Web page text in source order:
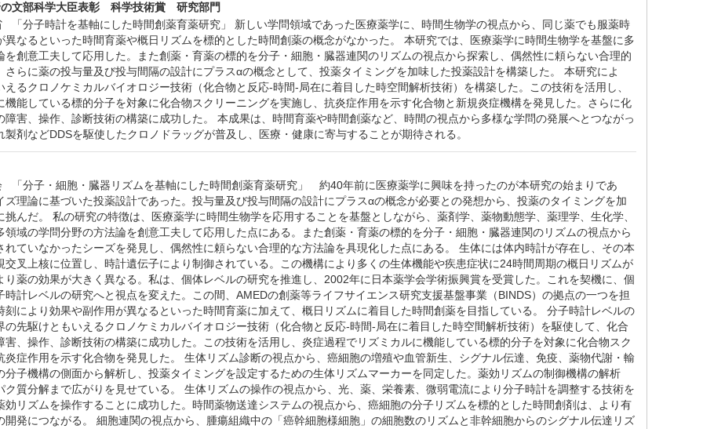
の文部科学大臣表彰 科学技術賞 研究部門
分子時計を基軸にした時間創薬育薬研究」 新しい学問領域であった医療薬学に、時間生物学の視点から、同じ薬でも服薬時
異なるといった時間育薬や概日リズムを標的とした時間創薬の概念がなかった。 本研究では、医療薬学に時間生物学を基盤に多
を創意工夫して応用した。また創薬・育薬の標的を分子・細胞・臓器連関のリズムの視点から探索し、偶然性に頼らない合理的
さらに薬の投与量及び投与間隔の設計にプラスαの概念として、投薬タイミングを加味した投薬設計を構築した。 本研究によ
えるクロノケミカルバイオロジー技術（化合物と反応-時間-局在に着目した時空間解析技術）を構築した。この技術を活用し、
機能している標的分子を対象に化合物スクリーニングを実施し、抗炎症作用を示す化合物と新規炎症機構を発見した。さらに化
障害、操作、診断技術の構築に成功した。 本成果は、時間育薬や時間創薬など、時間の視点から多様な学問の発展へとつながっ
製剤などDDSを駆使したクロノドラッグが普及し、医療・健康に寄与することが期待される。
分子・細胞・臓器リズムを基軸にした時間創薬育薬研究」 約40年前に医療薬学に興味を持ったのが本研究の始まりであ
ズ理論に基づいた投薬設計であった。投与量及び投与間隔の設計にプラスαの概念が必要との発想から、投薬のタイミングを加
んだ。 私の研究の特徴は、医療薬学に時間生物学を応用することを基盤としながら、薬剤学、薬物動態学、薬理学、生化学、
領域の学問分野の方法論を創意工夫して応用した点にある。また創薬・育薬の標的を分子・細胞・臓器連関のリズムの視点から
れていなかったシーズを発見し、偶然性に頼らない合理的な方法論を具現化した点にある。 生体には体内時計が存在し、その本
交叉上核に位置し、時計遺伝子により制御されている。この機構により多くの生体機能や疾患症状に24時間周期の概日リズムが
り薬の効果が大きく異なる。私は、個体レベルの研究を推進し、2002年に日本薬学会学術振興賞を受賞した。これを契機に、個
時計レベルの研究へと視点を変えた。この間、AMEDの創薬等ライフサイエンス研究支援基盤事業（BINDS）の拠点の一つを担
刻により効果や副作用が異なるといった時間育薬に加えて、概日リズムに着目した時間創薬を目指している。 分子時計レベルの
の先駆けともいえるクロノケミカルバイオロジー技術（化合物と反応-時間-局在に着目した時空間解析技術）を駆使して、化合
害、操作、診断技術の構築に成功した。この技術を活用し、炎症過程でリズミカルに機能している標的分子を対象に化合物スク
炎症作用を示す化合物を発見した。 生体リズム診断の視点から、癌細胞の増殖や血管新生、シグナル伝達、免疫、薬物代謝・輸
分子機構の側面から解析し、投薬タイミングを設定するための生体リズムマーカーを同定した。薬効リズムの制御機構の解析
ク質分解まで広がりを見せている。 生体リズムの操作の視点から、光、薬、栄養素、微弱電流により分子時計を調整する技術を
効リズムを操作することに成功した。時間薬物送達システムの視点から、癌細胞の分子リズムを標的とした時間創剤は、より有
開発につながる。 細胞連関の視点から、腫瘍組織中の「癌幹細胞様細胞」の細胞数のリズムと非幹細胞からのシグナル伝達リズ